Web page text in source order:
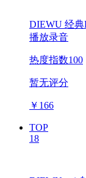
DIEWU 经
播放录音
热度指数100
暂无评分
￥ 166
TOP
18